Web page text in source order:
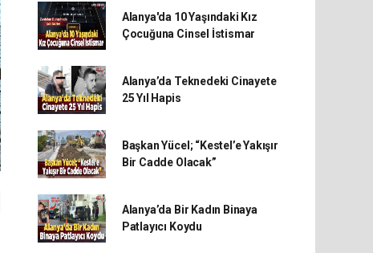
Alanya'da 10 Yaşındaki Kız
Çocuğuna Cinsel İstismar
Alanya’da Teknedeki Cinayete
25 Yıl Hapis
Başkan Yücel; “Kestel’e Yakışır
Bir Cadde Olacak”
Alanya’da Bir Kadın Binaya
Patlayıcı Koydu